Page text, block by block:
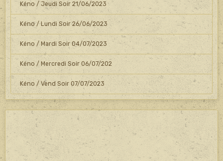
Kéno / Jeudi Soir 21/06/2023
Kéno / Lundi Soir 26/06/2023
Kéno / Mardi Soir 04/07/2023
Kéno / Mercredi Soir 06/07/202
Kéno / Vend Soir 07/07/2023